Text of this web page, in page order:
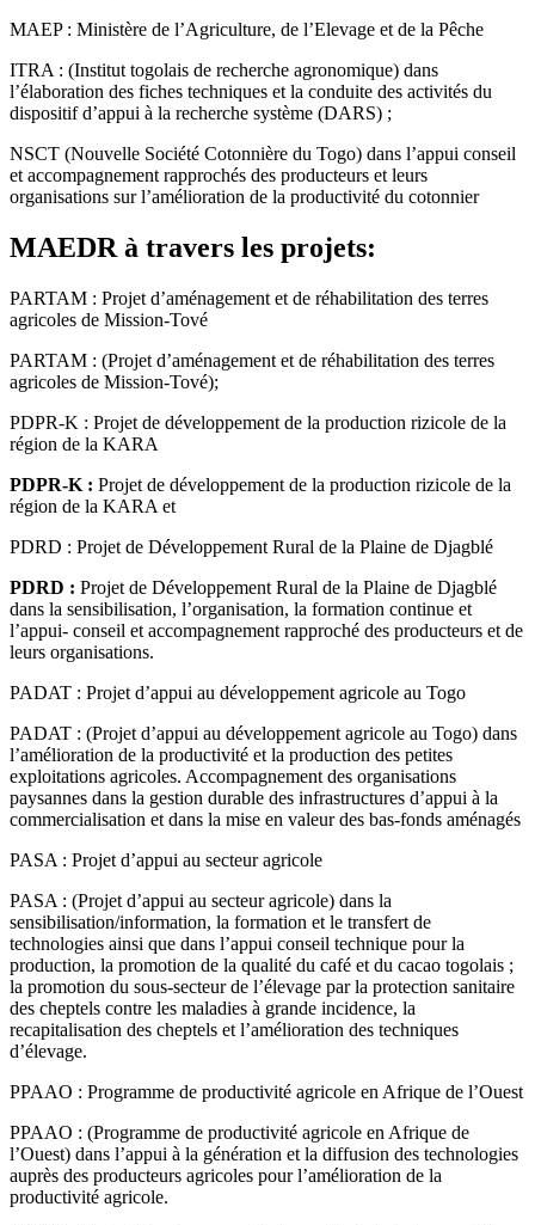
MAEP : Ministère de l’Agriculture, de l’Elevage et de la Pêche
ITRA : (Institut togolais de recherche agronomique) dans
l’élaboration des fiches techniques et la conduite des activités du
dispositif d’appui à la recherche système (DARS) ;
NSCT (Nouvelle Société Cotonnière du Togo) dans l’appui conseil
et accompagnement rapprochés des producteurs et leurs
organisations sur l’amélioration de la productivité du cotonnier
MAEDR à travers les projets:
PARTAM : Projet d’aménagement et de réhabilitation des terres
agricoles de Mission-Tové
PARTAM : (Projet d’aménagement et de réhabilitation des terres
agricoles de Mission-Tové);
PDPR-K : Projet de développement de la production rizicole de la
région de la KARA
PDPR-K : Projet de développement de la production rizicole de la
région de la KARA et
PDRD : Projet de Développement Rural de la Plaine de Djagblé
PDRD : Projet de Développement Rural de la Plaine de Djagblé
dans la sensibilisation, l’organisation, la formation continue et
l’appui- conseil et accompagnement rapproché des producteurs et de
leurs organisations.
PADAT : Projet d’appui au développement agricole au Togo
PADAT : (Projet d’appui au développement agricole au Togo) dans
l’amélioration de la productivité et la production des petites
exploitations agricoles. Accompagnement des organisations
paysannes dans la gestion durable des infrastructures d’appui à la
commercialisation et dans la mise en valeur des bas-fonds aménagés
PASA : Projet d’appui au secteur agricole
PASA : (Projet d’appui au secteur agricole) dans la
sensibilisation/information, la formation et le transfert de
technologies ainsi que dans l’appui conseil technique pour la
production, la promotion de la qualité du café et du cacao togolais ;
la promotion du sous-secteur de l’élevage par la protection sanitaire
des cheptels contre les maladies à grande incidence, la
recapitalisation des cheptels et l’amélioration des techniques
d’élevage.
PPAAO : Programme de productivité agricole en Afrique de l’Ouest
PPAAO : (Programme de productivité agricole en Afrique de
l’Ouest) dans l’appui à la génération et la diffusion des technologies
auprès des producteurs agricoles pour l’amélioration de la
productivité agricole.